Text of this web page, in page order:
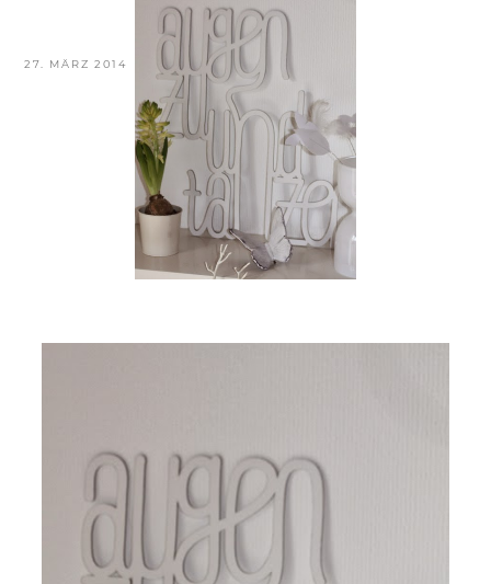
VERÖFFENTLICHT
27. MÄRZ 2014